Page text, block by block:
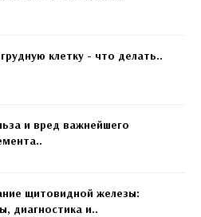
клетку - что делать..
и вред важнейшего
щитовидной железы:
диагностика и..